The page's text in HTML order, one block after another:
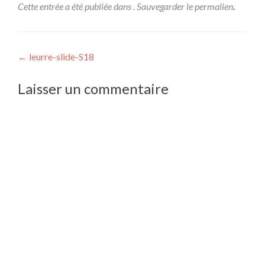
Cette entrée a été publiée dans . Sauvegarder lepermalien.
Navigation
de
l’article
← leurre-slide-S18
Laisser un commentaire